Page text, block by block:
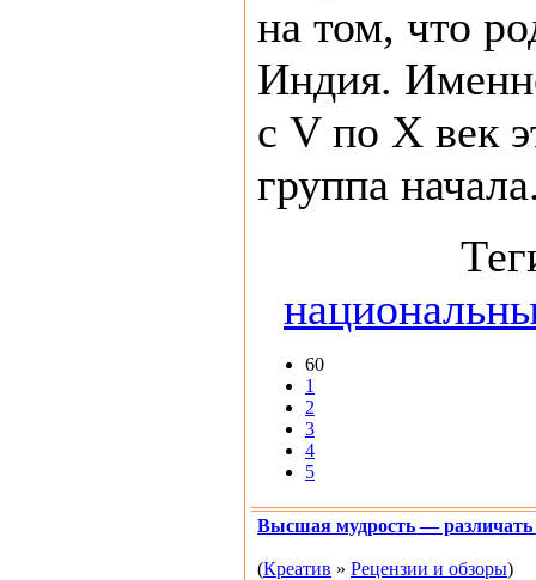
на том, что
Индия.
с V по X век
группа
60
1
2
3
4
5
Высшая мудрость — различать
(Креатив » Рецензии и обзоры)